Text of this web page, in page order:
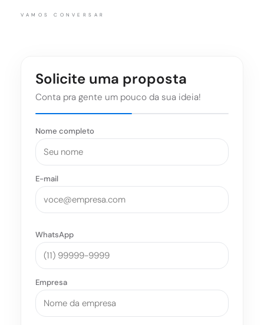
VAMOS CONVERSAR
Solicite uma proposta
Conta pra gente um pouco da sua ideia!
Nome completo
E-mail
WhatsApp
Empresa